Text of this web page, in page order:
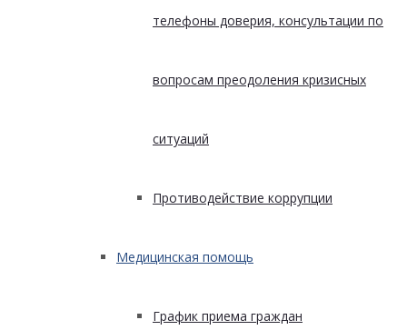
телефоны доверия, консультации по
вопросам преодоления кризисных
ситуаций
Противодействие коррупции
Медицинская помощь
График приема граждан